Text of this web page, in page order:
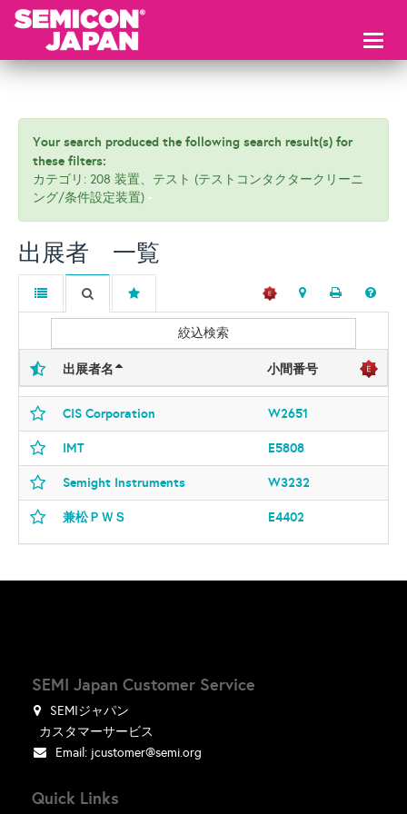
Your search produced the following search result(s) for
these filters:
カテゴリ: 208 装置、テスト (テストコンタクタークリーニ
ング/条件設定装置)
出展者 一覧
絞込検索
出展者名 小間番号
CIS Corporation W2651
IMT E5808
Semight Instruments W3232
兼松ＰＷＳ E4402
SEMI Japan Customer Service
SEMIジャパン
カスタマーサービス
Email: jcustomer@semi.org
Quick Links